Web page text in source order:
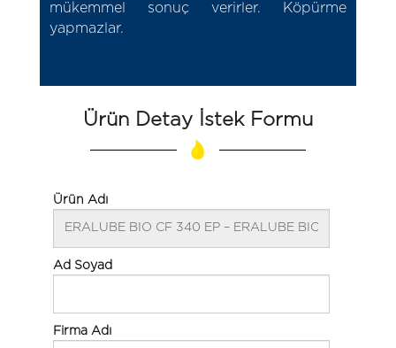
mükemmel sonuç verirler. Köpürme
yapmazlar.
Ürün Detay İstek Formu
Ürün Adı
Ad Soyad
Firma Adı